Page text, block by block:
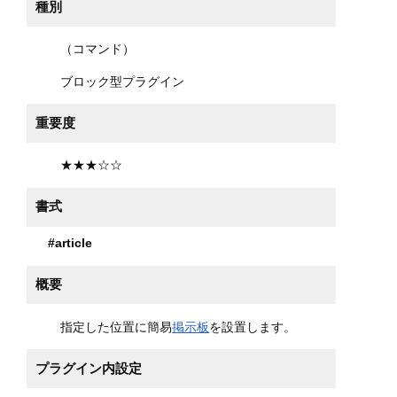
種別
（コマンド）
ブロック型プラグイン
重要度
★★★☆☆
書式
#article
概要
指定した位置に簡易掲示板を設置します。
プラグイン内設定